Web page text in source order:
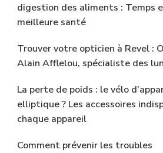
digestion des aliments : Temps
meilleure santé
Trouver votre opticien à Revel :
Alain Afflelou, spécialiste des
La perte de poids : le vélo
elliptique ? Les accessoires
chaque appareil
Comment prévenir les troubles